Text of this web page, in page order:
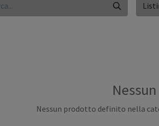
Nessun prodotto definito nella